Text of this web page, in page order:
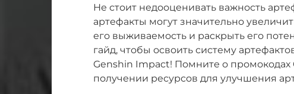
Не стоит недооценивать важность
артефакты могут значительно
его выживаемость и раскрыть его
гайд, чтобы освоить систему
Genshin Impact! Помните о промокодах
получении ресурсов для улучшения